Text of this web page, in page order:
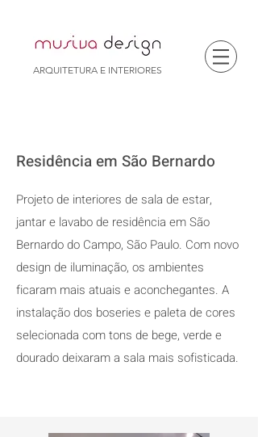
ARQUITETURA E INTERIORES
Residência em São Bernardo
Projeto de interiores de sala de estar,
jantar e lavabo de residência em São
Bernardo do Campo, São Paulo. Com novo
design de iluminação, os ambientes
ficaram mais atuais e aconchegantes. A
instalação dos boseries e paleta de cores
selecionada com tons de bege, verde e
dourado deixaram a sala mais sofisticada.